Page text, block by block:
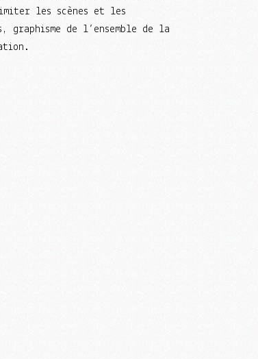
les scènes et les
graphisme de l’ensemble de la